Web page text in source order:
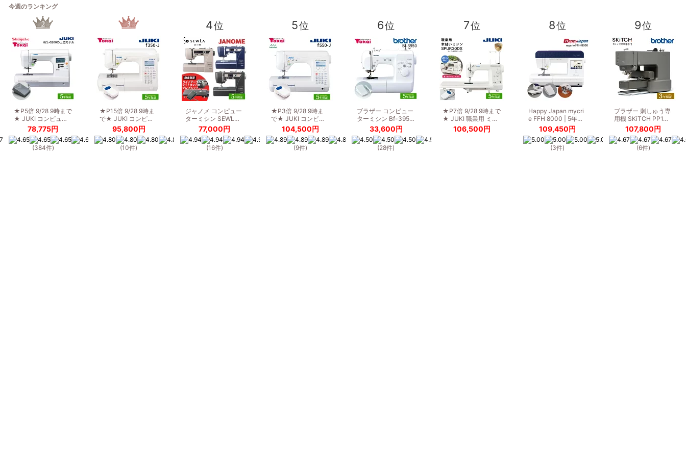
今週のランキング
★P5倍 9/28 9時まで
★ JUKI コンピュ…
78,775円
(384件)
★P15倍 9/28 9時ま
で★ JUKI コンピ…
95,800円
(10件)
4位
ジャノメ コンピュー
ターミシン SEWL…
77,000円
(16件)
5位
★P3倍 9/28 9時ま
で★ JUKI コンピ…
104,500円
(9件)
6位
ブラザー コンピュー
ターミシン Bf-395…
33,600円
(28件)
7位
★P7倍 9/28 9時まで
★ JUKI 職業用 ミ…
106,500円
8位
Happy Japan mycri
e FFH 8000 | 5年…
109,450円
(3件)
9位
ブラザー 刺しゅう専
用機 SKiTCH PP1…
107,800円
(6件)